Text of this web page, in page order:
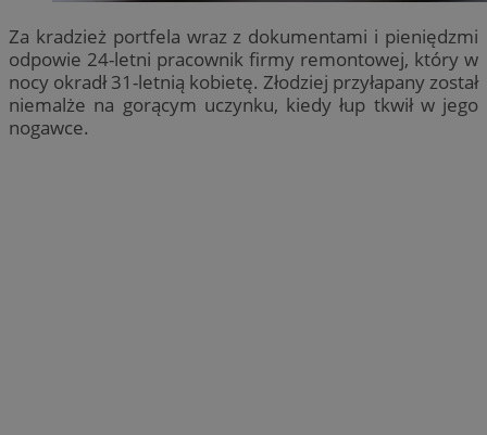
Za kradzież portfela wraz z dokumentami i pieniędzmi
odpowie 24-letni pracownik firmy remontowej, który w
nocy okradł 31-letnią kobietę. Złodziej przyłapany został
niemalże na gorącym uczynku, kiedy łup tkwił w jego
nogawce.